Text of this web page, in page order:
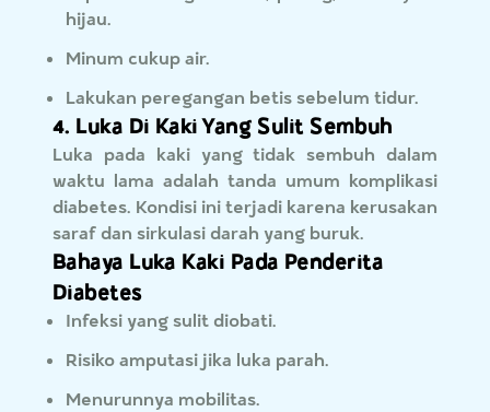
hijau.
Minum cukup air.
Lakukan peregangan betis sebelum tidur.
4. Luka Di Kaki Yang Sulit Sembuh
Luka pada kaki yang tidak sembuh dalam
waktu lama adalah tanda umum komplikasi
diabetes. Kondisi ini terjadi karena kerusakan
saraf dan sirkulasi darah yang buruk.
Bahaya Luka Kaki Pada Penderita
Diabetes
Infeksi yang sulit diobati.
Risiko amputasi jika luka parah.
Menurunnya mobilitas.